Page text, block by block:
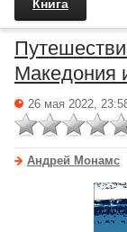
Книга
Македония
26 мая 2022,
Андрей Монамс